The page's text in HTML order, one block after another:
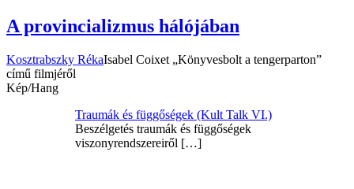
A provincializmus hálójában
Kosztrabszky RékaIsabel Coixet „Könyvesbolt a tengerparton”
című filmjéről
Kép/Hang
Traumák és függőségek (Kult Talk VI.)
Beszélgetés traumák és függőségek
viszonyrendszereiről […]